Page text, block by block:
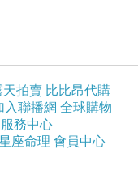
天拍賣 比比昂代購
入聯播網 全球購物
服務中心
座命理 會員中心